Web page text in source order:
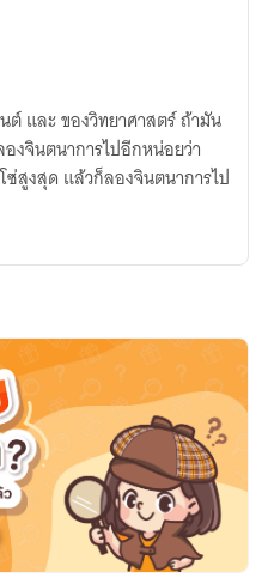
ต์ และ ของวิทยาศาสตร์ ถ้ามัน
งจินตนาการไปอีกหน่อยว่า
ซ่สูงสุด แล้วก็ลองจินตนาการไป